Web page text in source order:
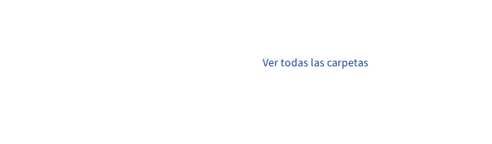
Ver todas las carpetas